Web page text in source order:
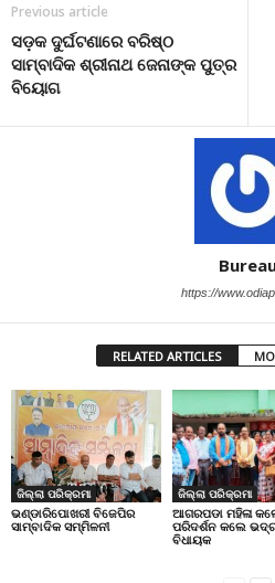
Previous article
ସଡ଼କ ଦୁର୍ଘଟଣାରେ ବରିଷ୍ଠ
ସାମ୍ବାଦିକ ଶ୍ରୀନାଥ ଜେନାଙ୍କ ପୁତ୍ର
ବିୟୋଗ
https://
RELATED ARTICLES
ଜିଲ୍ଲା ପରିକ୍ରମା
ଭଣ୍ଡାରିପୋଖରୀ ବିଜେପିର
ସାମ୍ବାଦିକ ସମ୍ମିଳନୀ
ଜିଲ୍ଲା ପରିକ୍ରମା
ଆଗରପଡା ମହିଳା
ପରିଦର୍ଶନ କଲେ
ବିଧାୟକ